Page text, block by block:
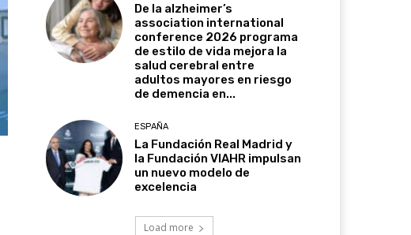
De la alzheimer’s
association international
conference 2026 programa
de estilo de vida mejora la
salud cerebral entre
adultos mayores en riesgo
de demencia en...
ESPAÑA
La Fundación Real Madrid y
la Fundación VIAHR impulsan
un nuevo modelo de
excelencia
Load more